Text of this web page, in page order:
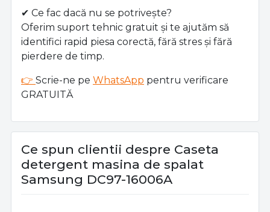
✔ Ce fac dacă nu se potrivește?
Oferim suport tehnic gratuit și te ajutăm să
identifici rapid piesa corectă, fără stres și fără
pierdere de timp.
👉 Scrie-ne pe WhatsApp pentru verificare
GRATUITĂ
Ce spun clientii despre Caseta
detergent masina de spalat
Samsung DC97-16006A